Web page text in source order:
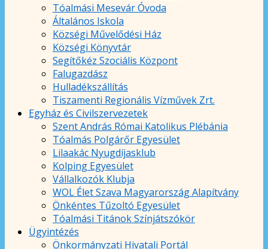
Tóalmási Mesevár Óvoda
Általános Iskola
Községi Művelődési Ház
Községi Könyvtár
Segítőkéz Szociális Központ
Falugazdász
Hulladékszállítás
Tiszamenti Regionális Vízművek Zrt.
Egyház és Civilszervezetek
Szent András Római Katolikus Plébánia
Tóalmás Polgárőr Egyesület
Lilaakác Nyugdíjasklub
Kolping Egyesület
Vállalkozók Klubja
WOL Élet Szava Magyarország Alapítvány
Önkéntes Tűzoltó Egyesület
Tóalmási Titánok Színjátszókör
Ügyintézés
Önkormányzati Hivatali Portál